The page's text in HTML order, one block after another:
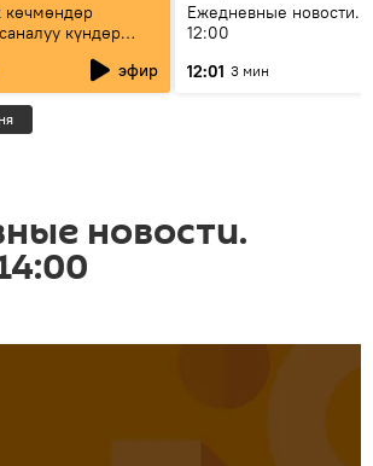
көчмөндөр
күндөр
иштери кайсы
эфир
Ежедневные новости.
12:00
12:01 3 мин
новости.